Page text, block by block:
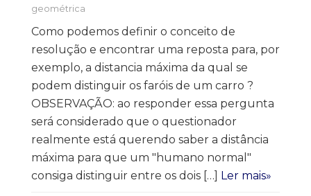
geométrica
Como podemos definir o conceito de
resolução e encontrar uma reposta para, por
exemplo, a distancia máxima da qual se
podem distinguir os faróis de um carro ?
OBSERVAÇÃO: ao responder essa pergunta
será considerado que o questionador
realmente está querendo saber a distância
máxima para que um "humano normal"
consiga distinguir entre os dois […] Ler mais»